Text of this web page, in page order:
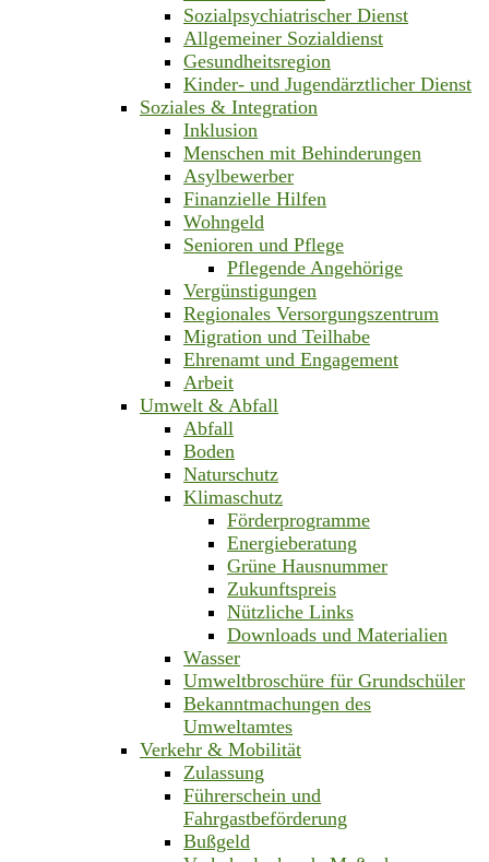
Sozialpsychiatrischer Dienst
Allgemeiner Sozialdienst
Gesundheitsregion
Kinder- und Jugendärztlicher Dienst
Soziales & Integration
Inklusion
Menschen mit Behinderungen
Asylbewerber
Finanzielle Hilfen
Wohngeld
Senioren und Pflege
Pflegende Angehörige
Vergünstigungen
Regionales Versorgungszentrum
Migration und Teilhabe
Ehrenamt und Engagement
Arbeit
Umwelt & Abfall
Abfall
Boden
Naturschutz
Klimaschutz
Förderprogramme
Energieberatung
Grüne Hausnummer
Zukunftspreis
Nützliche Links
Downloads und Materialien
Wasser
Umweltbroschüre für Grundschüler
Bekanntmachungen des
Umweltamtes
Verkehr & Mobilität
Zulassung
Führerschein und
Fahrgastbeförderung
Bußgeld